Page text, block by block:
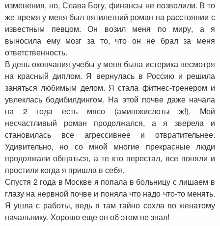
изменения, но, Слава Богу, финансы не позволили. В то
же время у меня был пятилетний роман на расстоянии с
известным певцом. Он возил меня по миру, а я
выносила ему мозг за то, что он не брал за меня
ответственность.
В день окончания учебы у меня была истерика несмотря
на красный диплом. Я вернулась в Россию и решила
заняться любимым делом. Я стала фитнес-тренером и
увлеклась бодибилдингом. На этой почве даже начала
на 2 года есть мясо (аминокислоты ж!). Мой
несчастливый роман продолжался, а я зверела и
становилась все агрессивнее и отвратительнее.
Удивительно, но со мной многие прекрасные люди
продолжали общаться, а те кто перестал, все поняли и
простили когда я пришла в себя.
Спустя 2 года в Москве я попала в больницу с лишаем в
глазу на нервной почве и поняла что надо что-то менять.
Я ушла с работы, ведь я там тайно сохла по женатому
начальнику. Хорошо еще он об этом не знал!